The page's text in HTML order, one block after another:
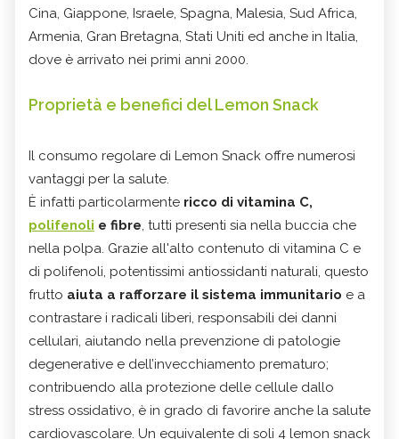
Cina, Giappone, Israele, Spagna, Malesia, Sud Africa,
Armenia, Gran Bretagna, Stati Uniti ed anche in Italia,
dove è arrivato nei primi anni 2000.
Proprietà e benefici del Lemon Snack
Il consumo regolare di Lemon Snack offre numerosi
vantaggi per la salute.
È infatti particolarmente ricco di vitamina C,
polifenoli e fibre, tutti presenti sia nella buccia che
nella polpa. Grazie all'alto contenuto di vitamina C e
di polifenoli, potentissimi antiossidanti naturali, questo
frutto aiuta a rafforzare il sistema immunitario e a
contrastare i radicali liberi, responsabili dei danni
cellulari, aiutando nella prevenzione di patologie
degenerative e dell’invecchiamento prematuro;
contribuendo alla protezione delle cellule dallo
stress ossidativo, è in grado di favorire anche la salute
cardiovascolare. Un equivalente di soli 4 lemon snack